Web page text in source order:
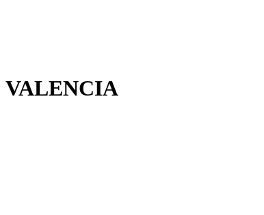
VALENCIA